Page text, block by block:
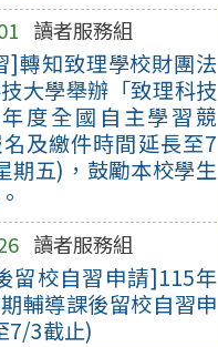
讀者服務組
]轉知致理學校財團法
大學舉辦「致理科技
度全國自主學習競
及繳件時間延長至7
期五)，鼓勵本校學生
讀者服務組
留校自習申請]115年
輔導課後留校自習申
7/3截止)